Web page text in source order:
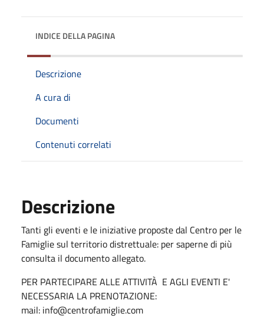
INDICE DELLA PAGINA
Descrizione
A cura di
Documenti
Contenuti correlati
Descrizione
Tanti gli eventi e le iniziative proposte dal Centro per le
Famiglie sul territorio distrettuale: per saperne di più
consulta il documento allegato.
PER PARTECIPARE ALLE ATTIVITÀ E AGLI EVENTI E'
NECESSARIA LA PRENOTAZIONE:
mail: info@centrofamiglie.com